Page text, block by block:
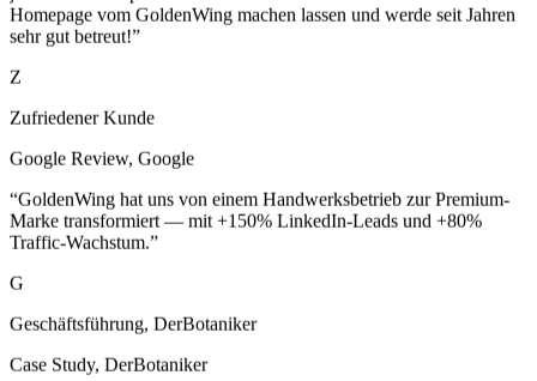
Z
Zufriedener Kunde
Google Review,Google
“GoldenWing hat uns von einem Handwerksbetrieb zur Premium-
Traffic-Wachstum.”
G
Geschäftsführung, DerBotaniker
Case Study,DerBotaniker
“Durch die digitale Recruiting-Strategie von GoldenWing erreichen